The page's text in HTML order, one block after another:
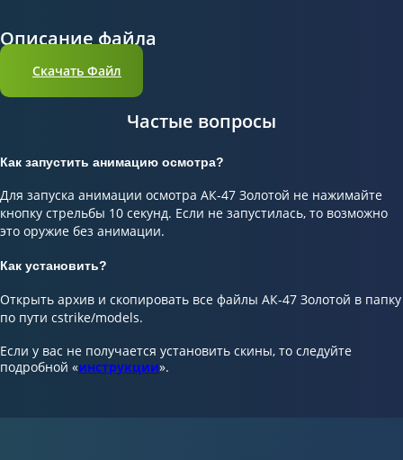
Описание файла
Скачать Файл
Частые вопросы
Как запустить анимацию осмотра?
Для запуска анимации осмотра АК-47 Золотой не нажимайте
кнопку стрельбы 10 секунд. Если не запустилась, то возможно
это оружие без анимации.
Как установить?
Открыть архив и скопировать все файлы АК-47 Золотой в папку
по пути cstrike/models.
Если у вас не получается установить скины, то следуйте
подробной «инструкции».